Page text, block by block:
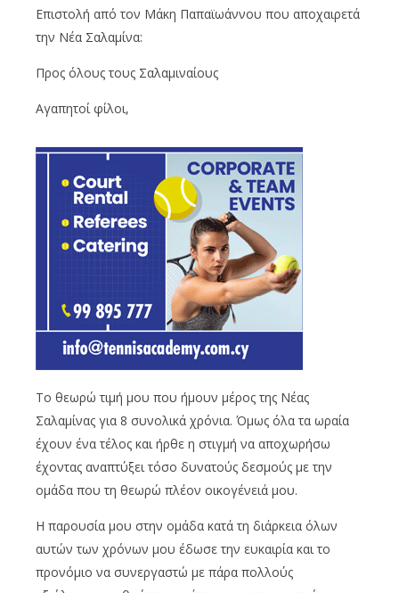
Επιστολή από τον Μάκη Παπαϊωάννου που αποχαιρετά
την Νέα Σαλαμίνα:
Προς όλους τους Σαλαμιναίους
Αγαπητοί φίλοι,
Το θεωρώ τιμή μου που ήμουν μέρος της Νέας
Σαλαμίνας για 8 συνολικά χρόνια. Όμως όλα τα ωραία
έχουν ένα τέλος και ήρθε η στιγμή να αποχωρήσω
έχοντας αναπτύξει τόσο δυνατούς δεσμούς με την
ομάδα που τη θεωρώ πλέον οικογένειά μου.
Η παρουσία μου στην ομάδα κατά τη διάρκεια όλων
αυτών των χρόνων μου έδωσε την ευκαιρία και το
προνόμιο να συνεργαστώ με πάρα πολλούς